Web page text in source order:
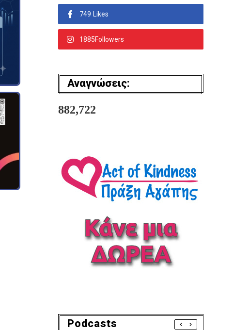
749 Likes
1885Followers
Αναγνώσεις:
882,722
Podcasts